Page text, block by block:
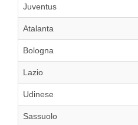
Juventus
Atalanta
Bologna
Lazio
Udinese
Sassuolo